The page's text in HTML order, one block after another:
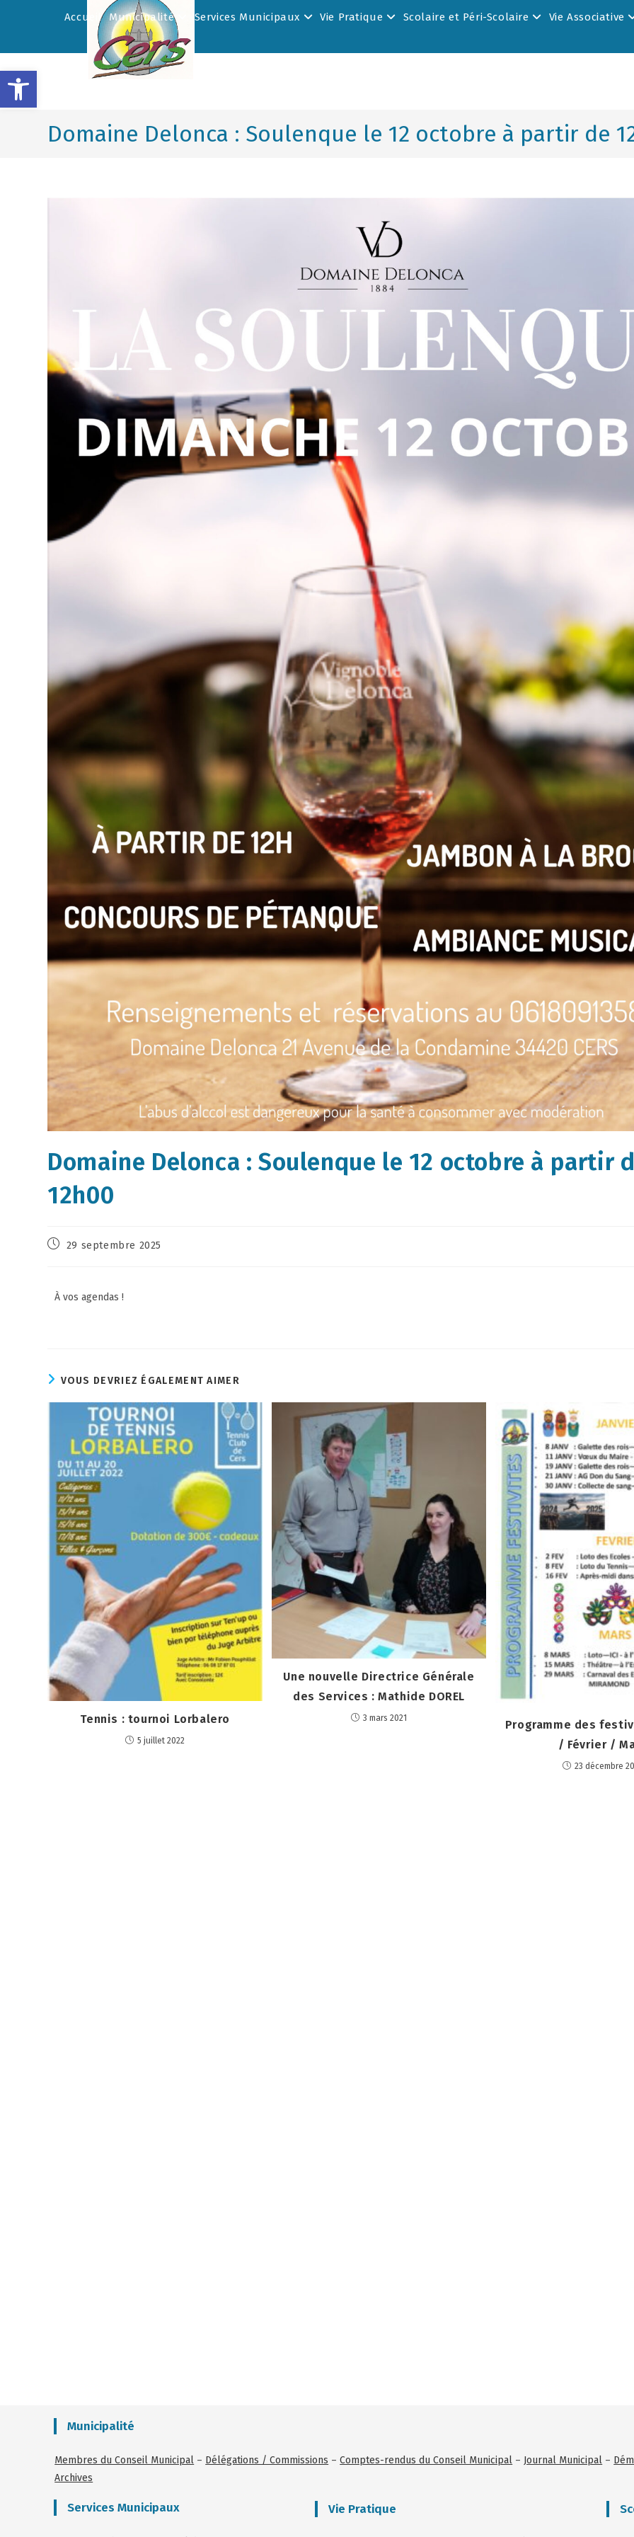
Accueil Municipalité Services Municipaux Vie Pratique Scolaire et Péri-Scolaire Vie Associative
Domaine Delonca : Soulenque le 12 octobre à partir de
Domaine Delonca : Soulenque le 12 octobre à partir
12h00
29 septembre 2025
À vos agendas !
VOUS DEVRIEZ ÉGALEMENT AIMER
Tennis : tournoi Lorbalero
5 juillet 2022
Une nouvelle Directrice Générale
des Services : Mathide DOREL
3 mars 2021
Programme des
/ Février /
23 décembre
Municipalité
Membres du Conseil Municipal – Délégations / Commissions –Comptes-rendus du Conseil Municipal – Journal Municipal –
Archives
Services Municipaux Vie Pratique
Ouvrir la barre d’outils